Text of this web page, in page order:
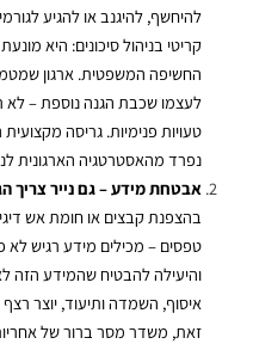
להיחשף, להיגנב או להגיע
קריטי בניהול סיכונים: היא
החשיפה המשפטית. ארגון
לעצמו שכבת הגנה נוספת – לא
טעויות פנימיות. גריסה
נפרד מהאסטרטגיה הארגונית
אבטחת מידע – גם נייר צריך
בהצפנת קבצים או חומת אש
טפסים – מכילים מידע רגיש
והיעילה להבטיח שהמידע הזה
איסוף, השמדה ותיעוד, יוצר
זאת, משדר מסר ברור של